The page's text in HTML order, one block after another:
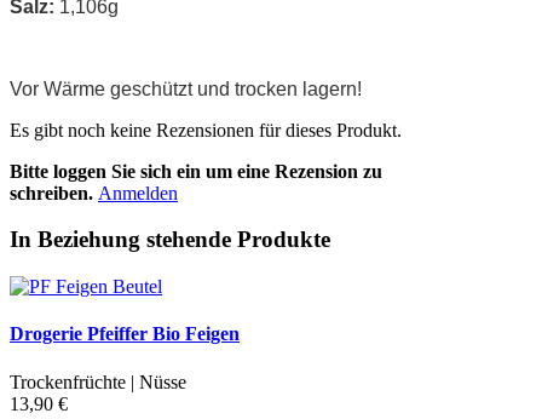
Salz: 1,106g
Vor Wärme geschützt und trocken lagern!
Es gibt noch keine Rezensionen für dieses Produkt.
Bitte loggen Sie sich ein um eine Rezension zu
schreiben. Anmelden
In Beziehung stehende Produkte
Drogerie Pfeiffer Bio Feigen
Trockenfrüchte | Nüsse
13,90 €